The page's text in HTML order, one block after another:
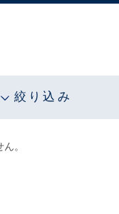
絞り込み
。